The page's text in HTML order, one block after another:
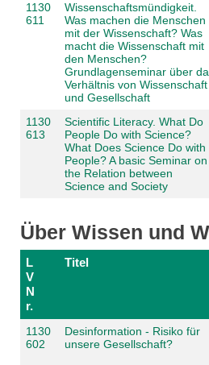
1130
611
Wissenschaftsmündigkeit.
Was machen die Menschen
mit der Wissenschaft? Was
macht die Wissenschaft mit
den Menschen?
Grundlagenseminar über
Verhältnis von Wissenschaft
und Gesellschaft
1130
613
Scientific Literacy. What Do
People Do with Science?
What Does Science Do with
People? A basic Seminar on
the Relation between
Science and Society
Über Wissen und
L
V
N
r.
Titel
1130
602
Desinformation - Risiko für
unsere Gesellschaft?